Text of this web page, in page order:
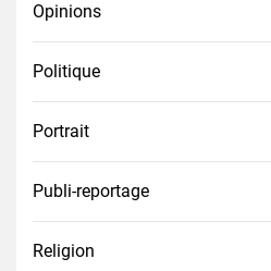
Opinions
Politique
Portrait
Publi-reportage
Religion